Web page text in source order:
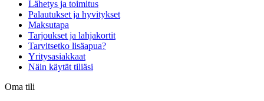
Lähetys ja toimitus
Palautukset ja hyvitykset
Maksutapa
Tarjoukset ja lahjakortit
Tarvitsetko lisäapua?
Yritysasiakkaat
Näin käytät tiliäsi
Oma tili